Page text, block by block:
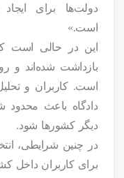
دولت‌ها برای
است.»
این در حالی است
بازداشت شده‌اند و
است. کاربران و
دادگاه باعث
دیگر کشورها شود.
در چنین شرایطی،
برای کاربران داخل